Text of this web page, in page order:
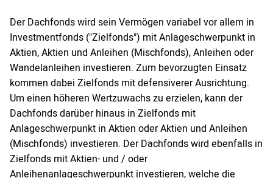
Der Dachfonds wird sein Vermögen variabel vor allem in
Investmentfonds ("Zielfonds") mit Anlageschwerpunkt in
Aktien, Aktien und Anleihen (Mischfonds), Anleihen oder
Wandelanleihen investieren. Zum bevorzugten Einsatz
kommen dabei Zielfonds mit defensiverer Ausrichtung.
Um einen höheren Wertzuwachs zu erzielen, kann der
Dachfonds darüber hinaus in Zielfonds mit
Anlageschwerpunkt in Aktien oder Aktien und Anleihen
(Mischfonds) investieren. Der Dachfonds wird ebenfalls in
Zielfonds mit Aktien- und / oder
Anleihenanlageschwerpunkt investieren, welche die